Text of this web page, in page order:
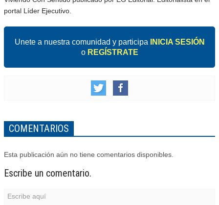
portal Líder Ejecutivo.
Unete a nuestra comunidad y participa
INICIA SESIÓN
o REGÍSTRATE
COMENTARIOS
Esta publicación aún no tiene comentarios disponibles.
Escribe un comentario.